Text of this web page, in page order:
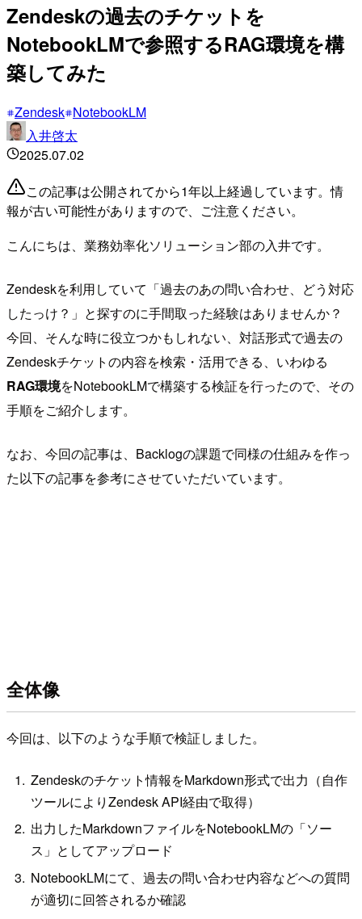
Zendeskの過去のチケットを
NotebookLMで参照するRAG環境を構
築してみた
Zendesk NotebookLM
入井啓太
2025.07.02
この記事は公開されてから1年以上経過しています。情
報が古い可能性がありますので、ご注意ください。
こんにちは、業務効率化ソリューション部の入井です。
Zendeskを利用していて「過去のあの問い合わせ、どう対応
したっけ？」と探すのに手間取った経験はありませんか？
今回、そんな時に役立つかもしれない、対話形式で過去の
Zendeskチケットの内容を検索・活用できる、いわゆる
RAG環境をNotebookLMで構築する検証を行ったので、その
手順をご紹介します。
なお、今回の記事は、Backlogの課題で同様の仕組みを作っ
た以下の記事を参考にさせていただいています。
全体像
今回は、以下のような手順で検証しました。
Zendeskのチケット情報をMarkdown形式で出力（自作
ツールによりZendesk API経由で取得）
出力したMarkdownファイルをNotebookLMの「ソー
ス」としてアップロード
NotebookLMにて、過去の問い合わせ内容などへの質問
が適切に回答されるか確認